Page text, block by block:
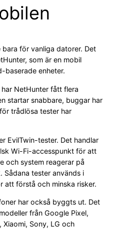
bara för vanliga datorer. Det
som är en mobil
baserade enheter.
NetHunter fått flera
startar snabbare, buggar har
trådlösa tester har
EvilTwin-tester. Det handlar
Wi-Fi-accesspunkt för att
och system reagerar på
Sådana tester används i
att förstå och minska risker.
har också byggts ut. Det
från Google Pixel,
Xiaomi, Sony, LG och